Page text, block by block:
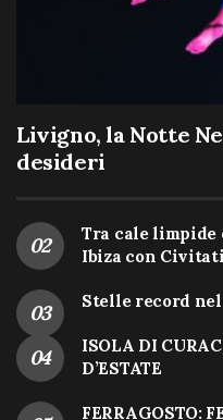
Livigno, la Notte
desideri
Tra cale limpide
Ibiza con
Stelle record
ISOLA DI
D’ESTATE
FERRAGOSTO: